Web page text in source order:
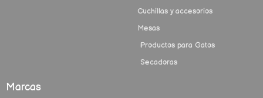
Cuchillas y accesorios
Mesas
Productos para Gatos
Secadoras
Marcas